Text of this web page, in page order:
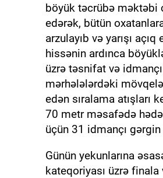
böyük təcrübə məktəbi
edərək, bütün
arzulayıb və yarışı
hissənin ardınca
üzrə təsnifat və
mərhələlərdəki
edən sıralama atışları
70 metr məsafədə
üçün 31 idmançı
Günün yekunlarına
kateqoriyası üzrə